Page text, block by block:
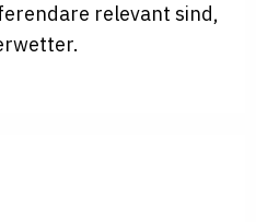
relevant sind,